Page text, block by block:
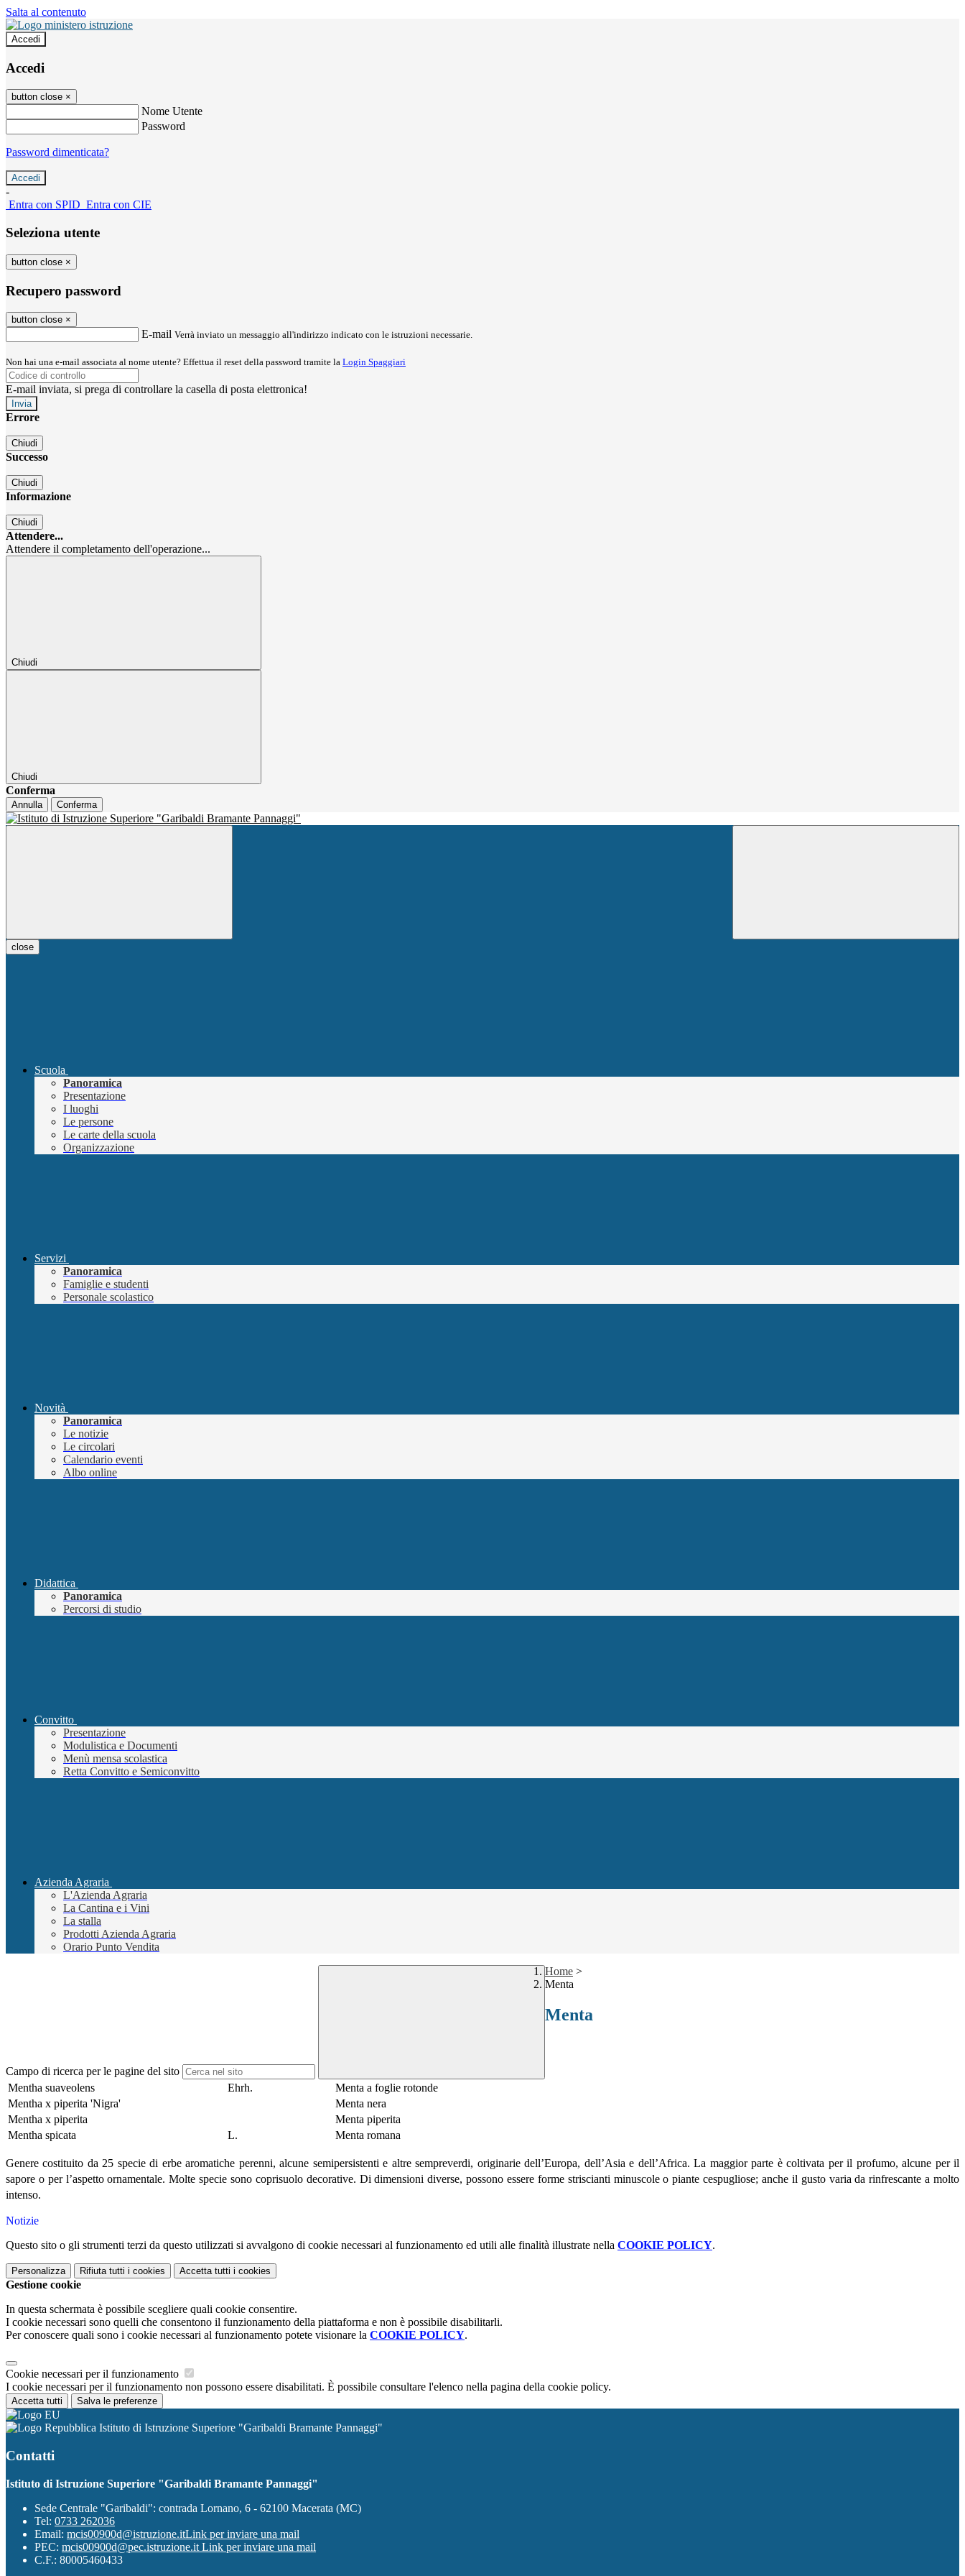
Salta al contenuto
Accedi
Accedi
button close ×
Nome Utente
Password
Password dimenticata?
-
Entra con SPID Entra con CIE
Seleziona utente
button close ×
Recupero password
button close ×
E-mail Verrà inviato un messaggio all'indirizzo indicato con le istruzioni necessarie.
Non hai una e-mail associata al nome utente? Effettua il reset della password tramite la Login Spaggiari
E-mail inviata, si prega di controllare la casella di posta elettronica!
Errore
Chiudi
Successo
Chiudi
Informazione
Chiudi
Attendere...
Attendere il completamento dell'operazione...
Chiudi
Chiudi
Conferma
Annulla Conferma
close
Scuola
Panoramica
Presentazione
I luoghi
Le persone
Le carte della scuola
Organizzazione
Servizi
Panoramica
Famiglie e studenti
Personale scolastico
Novità
Panoramica
Le notizie
Le circolari
Calendario eventi
Albo online
Didattica
Panoramica
Percorsi di studio
Convitto
Presentazione
Modulistica e Documenti
Menù mensa scolastica
Retta Convitto e Semiconvitto
Azienda Agraria
L'Azienda Agraria
La Cantina e i Vini
La stalla
Prodotti Azienda Agraria
Orario Punto Vendita
Campo di ricerca per le pagine del sito
Home >
Menta
Menta
Mentha suaveolens Ehrh.
Menta a foglie rotonde
Mentha x piperita 'Nigra'
Menta nera
Mentha x piperita
Menta piperita
Mentha spicata
L. Menta romana
Genere costituito da 25 specie di erbe aromatiche perenni, alcune semipersistenti e altre sempreverdi, originarie dell’Europa, dell’Asia e dell’Africa. La maggior parte è coltivata per il profumo, alcune per il
sapore o per l’aspetto ornamentale. Molte specie sono coprisuolo decorative. Di dimensioni diverse, possono essere forme striscianti minuscole o piante cespugliose; anche il gusto varia da rinfrescante a molto
intenso.
Notizie
Questo sito o gli strumenti terzi da questo utilizzati si avvalgono di cookie necessari al funzionamento ed utili alle finalità illustrate nella COOKIE POLICY.
Personalizza Rifiuta tutti i cookies Accetta tutti i cookies
Gestione cookie
In questa schermata è possibile scegliere quali cookie consentire.
I cookie necessari sono quelli che consentono il funzionamento della piattaforma e non è possibile disabilitarli.
Per conoscere quali sono i cookie necessari al funzionamento potete visionare la COOKIE POLICY.
Cookie necessari per il funzionamento
I cookie necessari per il funzionamento non possono essere disabilitati. È possibile consultare l'elenco nella pagina della cookie policy.
Accetta tutti Salva le preferenze
Istituto di Istruzione Superiore "Garibaldi Bramante Pannaggi"
Contatti
Istituto di Istruzione Superiore "Garibaldi Bramante Pannaggi"
Sede Centrale "Garibaldi": contrada Lornano, 6 - 62100 Macerata (MC)
Tel: 0733 262036
Email: mcis00900d@istruzione.itLink per inviare una mail
PEC: mcis00900d@pec.istruzione.it Link per inviare una mail
C.F.: 80005460433